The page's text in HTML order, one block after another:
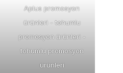
Aplus promosyon
ürünleri - tohumlu
promosyon ürünleri -
tohumlu promosyon
ürünleri